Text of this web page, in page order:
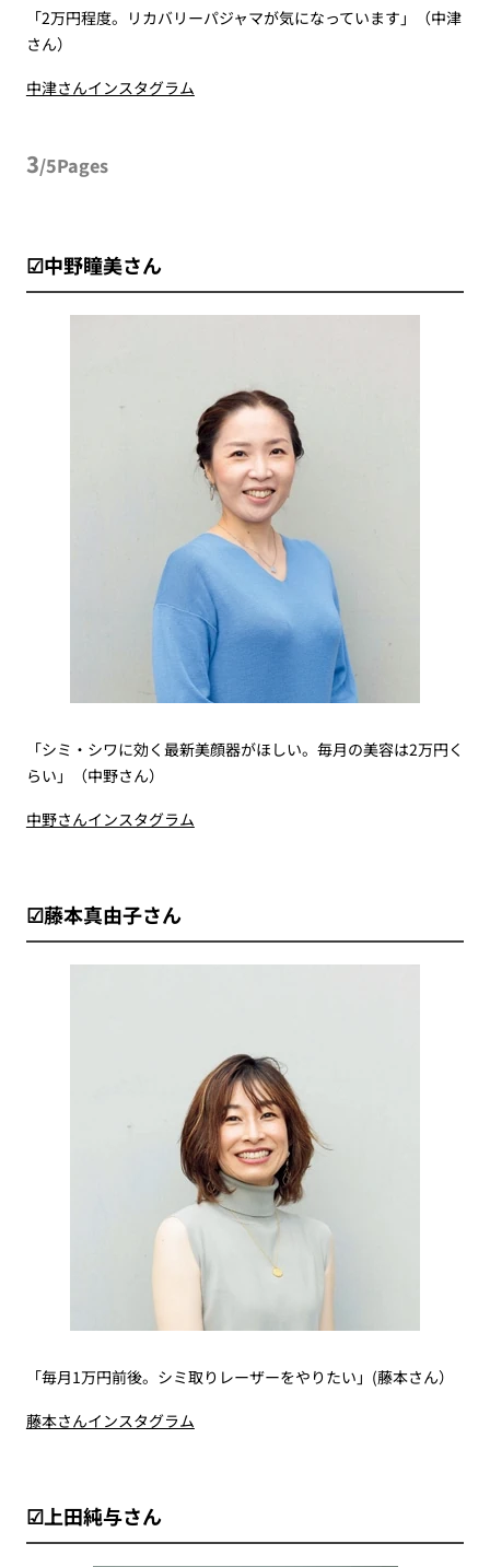
「2万円程度。リカバリーパジャマが気になっています」（中津
さん）
中津さんインスタグラム
3/5Pages
☑中野瞳美さん
「シミ・シワに効く最新美顔器がほしい。毎月の美容は2万円く
らい」（中野さん）
中野さんインスタグラム
☑藤本真由子さん
「毎月1万円前後。シミ取りレーザーをやりたい」(藤本さん）
藤本さんインスタグラム
☑上田純与さん